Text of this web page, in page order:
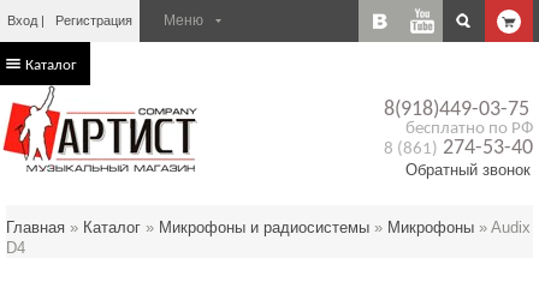
Вход Регистрация
8(918)449-03-75
бесплатно по РФ
8 (861) 274-53-40
Обратный звонок
Каталог
Главная » Каталог » Микрофоны и радиосистемы » Микрофоны » Audix
D4